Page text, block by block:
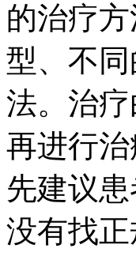
的治疗
型、不
法。治
再进行
先建议
没有找